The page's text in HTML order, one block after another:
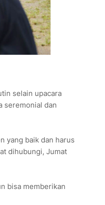
selain upacara
seremonial dan
yang baik dan harus
dihubungi, Jumat
bisa memberikan